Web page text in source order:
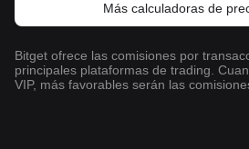
Más calculadoras de
Bitget ofrece las comisiones por
principales plataformas de trading.
VIP, más favorables serán las